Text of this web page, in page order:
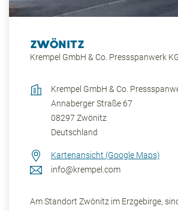
ZWÖNITZ
Krempel GmbH & Co. Pressspanwerk
Krempel GmbH & Co.
Annaberger Straße 67
08297 Zwönitz
Deutschland
Kartenansicht (Google Maps)
info@krempel.com
Am Standort Zwönitz im Erzgebirge,